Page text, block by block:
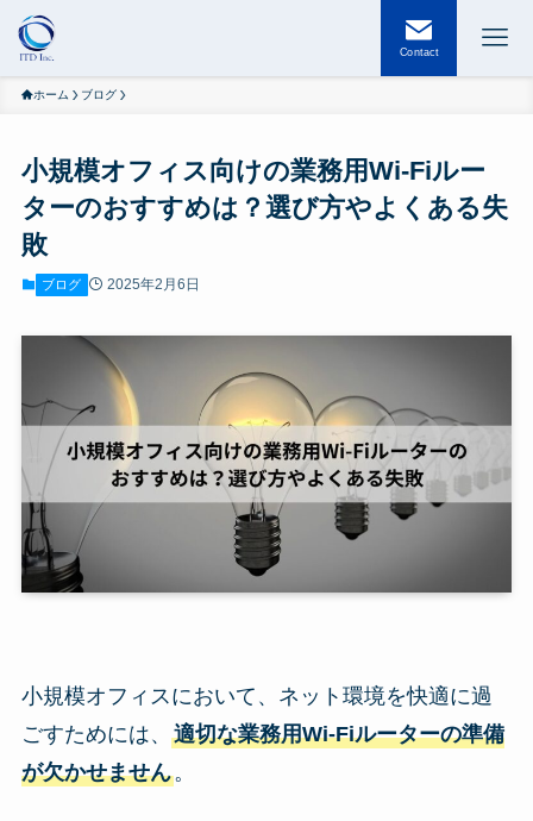
Contact
ホーム ブログ
小規模オフィス向けの業務用Wi-Fiルー
ターのおすすめは？選び方やよくある失
敗
ブログ 2025年2月6日
小規模オフィスにおいて、ネット環境を快適に過
ごすためには、 適切な業務用Wi-Fiルーターの準備
が欠かせません。